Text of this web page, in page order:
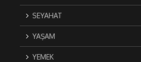
SEYAHAT
YAŞAM
YEMEK